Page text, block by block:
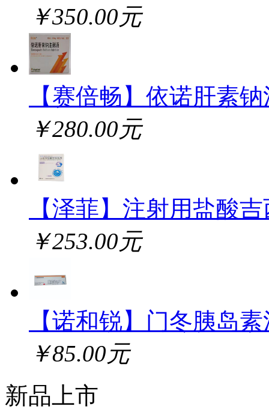
￥350.00元
【赛倍畅】依诺肝素
￥280.00元
【泽菲】注射用盐酸
￥253.00元
【诺和锐】门冬胰岛
￥85.00元
新品上市